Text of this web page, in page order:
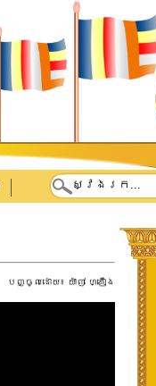
បញ្ចូលដោយ៖ យ៉ាញ់ ហ្គឿង